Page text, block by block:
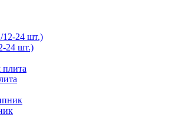
24 шт.)